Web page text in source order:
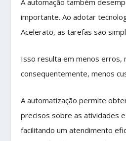
importante. Ao adotar
Acelerato, as tarefas são
Isso resulta em menos erros,
consequentemente, menos
A automatização permite
precisos sobre as atividades
facilitando um atendimento